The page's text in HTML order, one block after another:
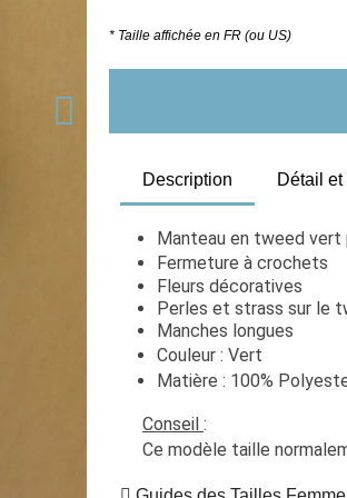
* Taille affichée en FR (ou US)
Description Détail
Manteau en tweed
Fermeture à crochets
Fleurs décoratives
Perles et strass sur le
Manches longues
Couleur : Vert
Matière : 100%
Conseil :
Ce modèle taille